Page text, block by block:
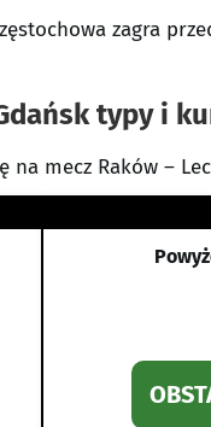
zagra
typy i
na mecz Raków –